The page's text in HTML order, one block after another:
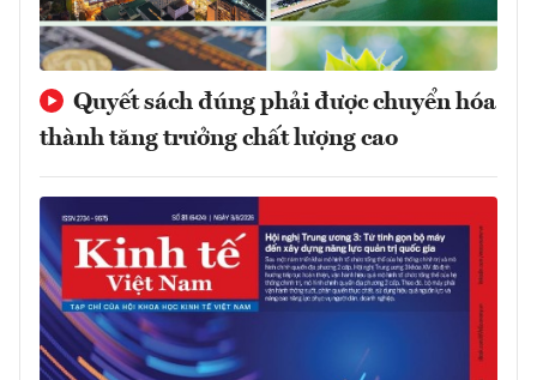
Quyết sách đúng phải được chuyển hóa
thành tăng trưởng chất lượng cao